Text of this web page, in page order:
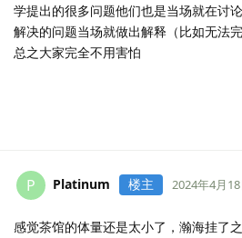
学提出的很多问题他们也是当场就在讨
解决的问题当场就做出解释（比如无法
总之大家完全不用害怕
P Platinum 楼主 2024年4月18
感觉茶馆的体量还是太小了，瀚海挂了